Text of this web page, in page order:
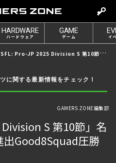
e
t
l
o
g
n
HARDWARE
ハードウェア
GAME
ゲーム イ
Pro-JP 2025 Division S 第10節」名古屋NTPOJA初PO進出Good8Squad圧勝CR勝利で順位激変
に関する最新情報をチェック！
GAMERS ZONE編集部
Division S 第10節」名
出Good8Squad圧勝